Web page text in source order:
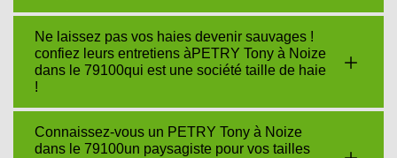
Ne laissez pas vos haies devenir sauvages !
confiez leurs entretiens àPETRY Tony à Noize
dans le 79100qui est une société taille de haie
!
Connaissez-vous un PETRY Tony à Noize
dans le 79100un paysagiste pour vos tailles